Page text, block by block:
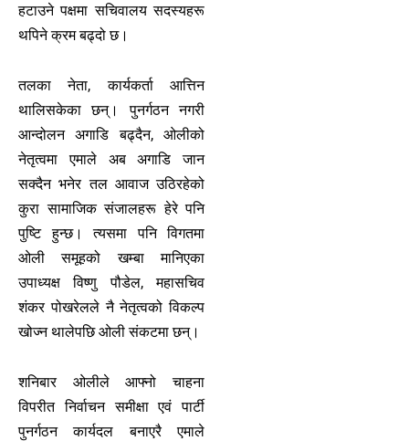
हटाउने पक्षमा सचिवालय सदस्यहरू
थपिने क्रम बढ्दो छ।
तलका नेता, कार्यकर्ता आत्तिन
थालिसकेका छन्। पुनर्गठन नगरी
आन्दोलन अगाडि बढ्दैन, ओलीको
नेतृत्वमा एमाले अब अगाडि जान
सक्दैन भनेर तल आवाज उठिरहेको
कुरा सामाजिक संजालहरू हेरे पनि
पुष्टि हुन्छ। त्यसमा पनि विगतमा
ओली समूहको खम्बा मानिएका
उपाध्यक्ष विष्णु पौडेल, महासचिव
शंकर पोखरेलले नै नेतृत्वको विकल्प
खोज्न थालेपछि ओली संकटमा छन्।
शनिबार ओलीले आफ्नो चाहना
विपरीत निर्वाचन समीक्षा एवं पार्टी
पुनर्गठन कार्यदल बनाएरै एमाले